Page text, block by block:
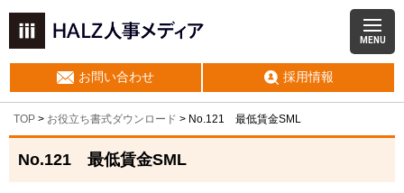
MENU
お問い合わせ 採用情報
TOP > お役立ち書式ダウンロード > No.121 最低賃金SML
No.121 最低賃金SML